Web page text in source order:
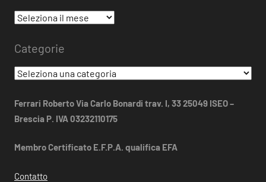
Archivio
2014
Categorie
Categorie
Ferrari Roberto Via Carlo Bonardi trav. I, 33 25049 ISEO –
Brescia P. IVA 03232110175
Membro Certificato E.F.P.A. qualifica EFA
Contatto